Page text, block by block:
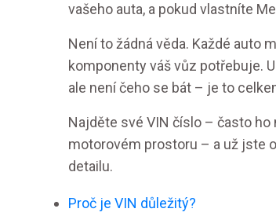
vašeho auta, a pokud vlastníte
Není to žádná věda. Každé auto
komponenty váš vůz potřebuje.
ale není čeho se bát – je to
Najděte své VIN číslo – často ho
motorovém prostoru – a už jste
detailu.
Proč je VIN důležitý?